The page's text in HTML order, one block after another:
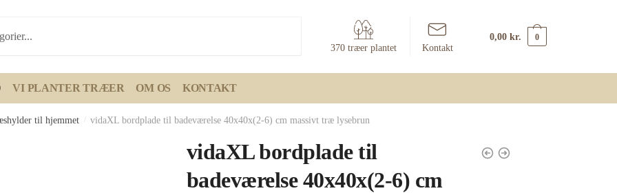
370 træer plantet Kontakt
0,00 kr. 0
VI PLANTER TRÆER OM OS KONTAKT
til hjemmet vidaXL bordplade til badeværelse 40x40x(2-6) cm massivt træ lysebrun
vidaXL bordplade til
badeværelse 40x40x(2-6) cm